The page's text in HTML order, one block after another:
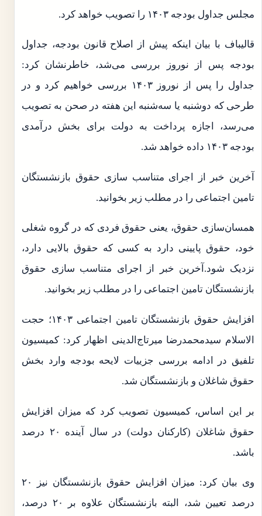
مجلس جداول بودجه ۱۴۰۳ را تصویب خواهد کرد.
قالیباف با بیان اینکه پیش از اصلاح قانون بودجه، جداول
بودجه پس از نوروز بررسی می‌شد، خاطرنشان کرد:
جداول را پس از نوروز ۱۴۰۳ بررسی خواهیم کرد و در
طرحی که دوشنبه یا سه‌شنبه این هفته در صحن به تصویب
می‌رسد، اجازه پرداخت به دولت برای بخش درآمدی
بودجه ۱۴۰۳ داده خواهد شد.
آخرین خبر از اجرای متناسب سازی حقوق بازنشستگان
تامین اجتماعی را در مطلب زیر بخوانید.
همسان‌سازی حقوق، یعنی حقوق فردی که در گروه شغلی
خود، حقوق پایینی دارد به کسی که حقوق بالایی دارد،
نزدیک شود.آخرین خبر از اجرای متناسب سازی حقوق
بازنشستگان تامین اجتماعی را در مطلب زیر بخوانید.
افزایش حقوق بازنشستگان تامین اجتماعی ۱۴۰۳؛ حجت
الاسلام سیدمحمدرضا میرتاج‌الدینی اظهار کرد: کمیسیون
تلفیق در ادامه بررسی جزییات لایحه بودجه وارد بخش
حقوق شاغلان و بازنشستگان شد.
بر این اساس، کمیسیون تصویب کرد که میزان افزایش
حقوق شاغلان (کارکنان دولت) در سال آینده ۲۰ درصد
باشد.
وی بیان کرد: میزان افزایش حقوق بازنشستگان نیز ۲۰
درصد تعیین شد، البته بازنشستگان علاوه بر ۲۰ درصد،